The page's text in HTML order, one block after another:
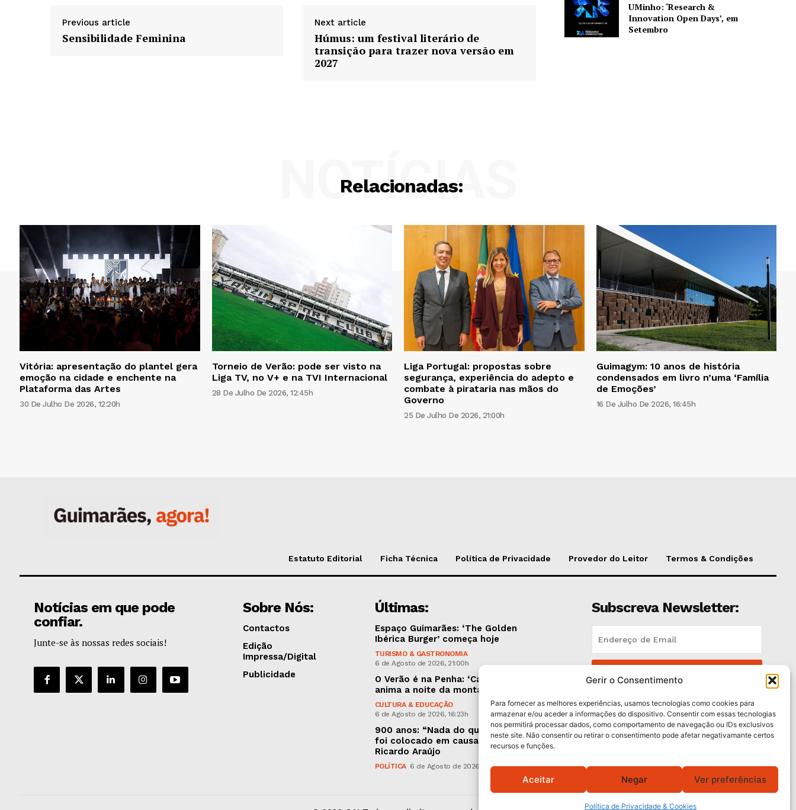
Gerir o Consentimento
Para fornecer as melhores experiências, usamos tecnologias como cookies para
armazenar e/ou aceder a informações do dispositivo. Consentir com essas tecnologias
nos permitirá processar dados, como comportamento de navegação ou IDs exclusivos
neste site. Não consentir ou retirar o consentimento pode afetar negativamante certos
recursos e funções.
Aceitar Negar Ver preferências
Política de Privacidade & Cookies
Previous article
Sensibilidade Feminina
Next article
Húmus: um festival literário de
transição para trazer nova versão em
2027
UMinho: ‘Research &
Innovation Open Days’, em
Setembro
Relacionadas:
NOTÍCIAS
Vitória: apresentação do plantel gera
emoção na cidade e enchente na
Plataforma das Artes
30 De Julho De 2026, 12:20h
Torneio de Verão: pode ser visto na
Liga TV, no V+ e na TVI Internacional
28 De Julho De 2026, 12:45h
Liga Portugal: propostas sobre
segurança, experiência do adepto e
combate à pirataria nas mãos do
Governo
25 De Julho De 2026, 21:00h
Guimagym: 10 anos de história
condensados em livro n’uma ‘Família
de Emoções’
16 De Julho De 2026, 16:45h
Estatuto Editorial Ficha Técnica Política de Privacidade Provedor do Leitor Termos & Condições
Notícias em que pode
confiar.
Junte-se às nossas redes sociais!
Sobre Nós:
Contactos
Edição
Impressa/Digital
Publicidade
Últimas:
Espaço Guimarães: ‘The Golden
Ibérica Burger’ começa hoje
TURISMO & GASTRONOMIA
6 de Agosto de 2026, 21:00h
O Verão é na Penha: ‘Captain Boy’
anima a noite da montanha
CULTURA & EDUCAÇÃO
6 de Agosto de 2026, 16:23h
900 anos: “Nada do que vinha de trás
foi colocado em causa”, garante
Ricardo Araújo
POLÍTICA 6 de Agosto de 2026, 13:03h
Subscreva Newsletter:
QUERO ADERIR
Li e aceito aPolítica de Privacidade .